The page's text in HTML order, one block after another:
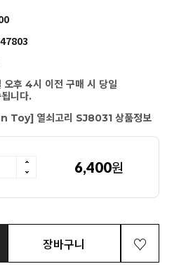
오후 4시 이전 구매 시 당일
니다.
Toy] 열쇠고리 SJ8031 상품정보
6,400원
장바구니